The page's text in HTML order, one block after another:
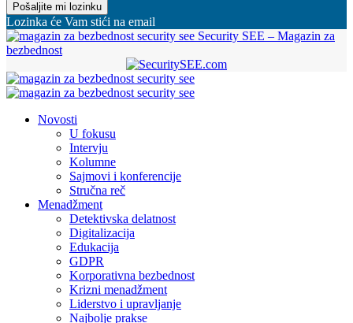
Lozinka će Vam stići na email
Security SEE – Magazin za
bezbednost
Novosti
U fokusu
Intervju
Kolumne
Sajmovi i konferencije
Stručna reč
Menadžment
Detektivska delatnost
Digitalizacija
Edukacija
GDPR
Korporativna bezbednost
Krizni menadžment
Liderstvo i upravljanje
Najbolje prakse